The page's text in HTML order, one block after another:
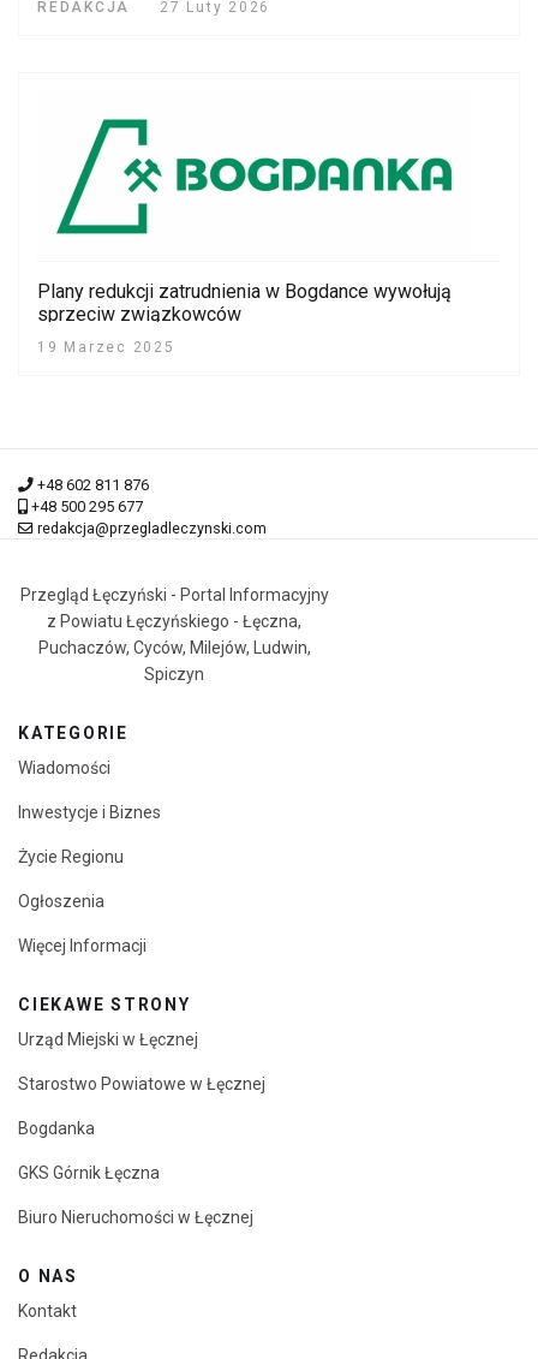
REDAKCJA 27 Luty 2026
Plany redukcji zatrudnienia w Bogdance wywołują
sprzeciw związkowców
19 Marzec 2025
+48 602 811 876
+48 500 295 677
redakcja@przegladleczynski.com
Przegląd Łęczyński - Portal Informacyjny
z Powiatu Łęczyńskiego - Łęczna,
Puchaczów, Cyców, Milejów, Ludwin,
Spiczyn
KATEGORIE
Wiadomości
Inwestycje i Biznes
Życie Regionu
Ogłoszenia
Więcej Informacji
CIEKAWE STRONY
Urząd Miejski w Łęcznej
Starostwo Powiatowe w Łęcznej
Bogdanka
GKS Górnik Łęczna
Biuro Nieruchomości w Łęcznej
O NAS
Kontakt